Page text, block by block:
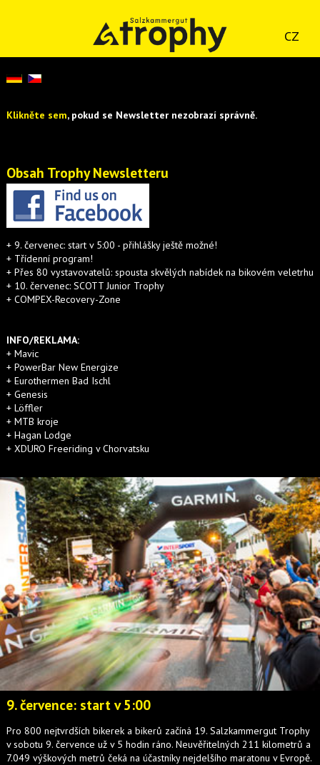
CZ
Klikněte sem, pokud se Newsletter nezobrazí správně.
Obsah Trophy Newsletteru
+ 9. červenec: start v 5:00 - přihlášky ještě možné!
+ Třídenní program!
+ Přes 80 vystavovatelů: spousta skvělých nabídek na bikovém veletrhu
+ 10. červenec: SCOTT Junior Trophy
+ COMPEX-Recovery-Zone
INFO/REKLAMA:
+ Mavic
+ PowerBar New Energize
+ Eurothermen Bad Ischl
+ Genesis
+ Löffler
+ MTB kroje
+ Hagan Lodge
+ XDURO Freeriding v Chorvatsku
9. července: start v 5:00
Pro 800 nejtvrdších bikerek a bikerů začíná 19. Salzkammergut Trophy
v sobotu 9. července už v 5 hodin ráno. Neuvěřitelných 211 kilometrů a
7.049 výškových metrů čeká na účastníky nejdelšího maratonu v Evropě.